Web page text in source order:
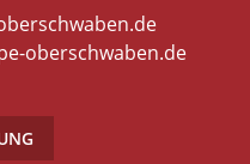
oberschwaben.de